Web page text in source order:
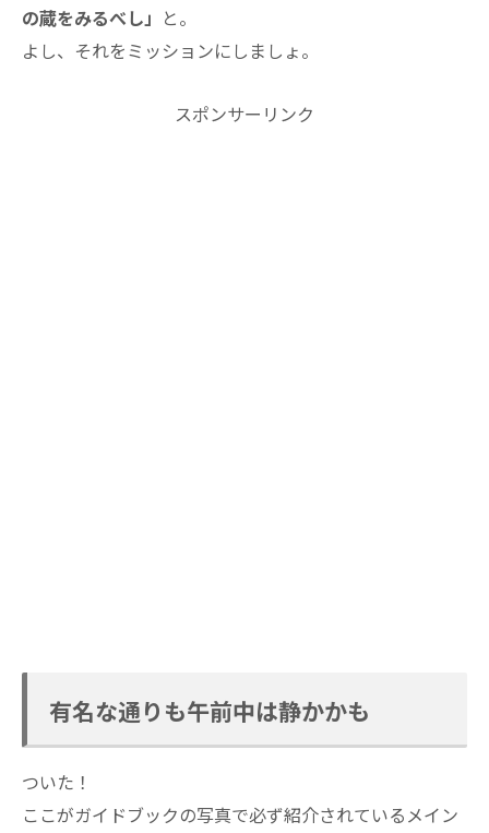
の蔵をみるべし」 と。
よし、それをミッションにしましょ。
スポンサーリンク
有名な通りも午前中は静かかも
ついた！
ここがガイドブックの写真で必ず紹介されているメイン